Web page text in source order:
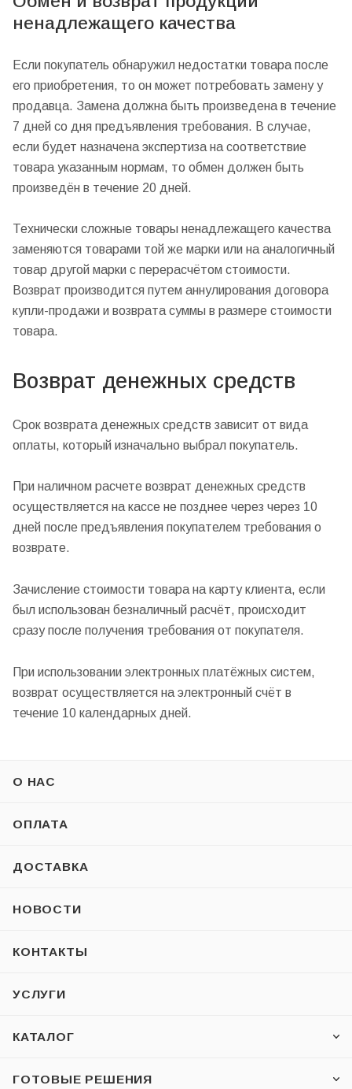
ненадлежащего качества
Если покупатель обнаружил недостатки товара после
его приобретения, то он может потребовать замену у
продавца. Замена должна быть произведена в течение
7 дней со дня предъявления требования. В случае,
если будет назначена экспертиза на соответствие
товара указанным нормам, то обмен должен быть
произведён в течение 20 дней.
Технически сложные товары ненадлежащего качества
заменяются товарами той же марки или на аналогичный
товар другой марки с перерасчётом стоимости.
Возврат производится путем аннулирования договора
купли-продажи и возврата суммы в размере стоимости
товара.
Возврат денежных средств
Срок возврата денежных средств зависит от вида
оплаты, который изначально выбрал покупатель.
При наличном расчете возврат денежных средств
осуществляется на кассе не позднее через через 10
дней после предъявления покупателем требования о
возврате.
Зачисление стоимости товара на карту клиента, если
был использован безналичный расчёт, происходит
сразу после получения требования от покупателя.
При использовании электронных платёжных систем,
возврат осуществляется на электронный счёт в
течение 10 календарных дней.
О НАС
ОПЛАТА
ДОСТАВКА
НОВОСТИ
КОНТАКТЫ
УСЛУГИ
КАТАЛОГ
ГОТОВЫЕ РЕШЕНИЯ